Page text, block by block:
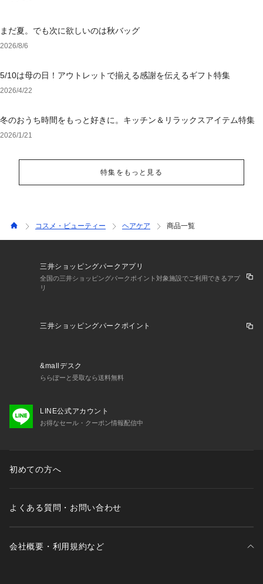
まだ夏。でも次に欲しいのは秋バッグ
2026/8/6
5/10は母の日！アウトレットで揃える感謝を伝えるギフト特集
2026/4/22
冬のおうち時間をもっと好きに。キッチン＆リラックスアイテム特集
2026/1/21
特集をもっと見る
コスメ・ビューティー ヘアケア 商品一覧
三井ショッピングパークアプリ
全国の三井ショッピングパークポイント対象施設でご利用できるアプ
リ
三井ショッピングパークポイント
&mallデスク
ららぽーと受取なら送料無料
LINE公式アカウント
お得なセール・クーポン情報配信中
初めての方へ
よくある質問・お問い合わせ
会社概要・利用規約など